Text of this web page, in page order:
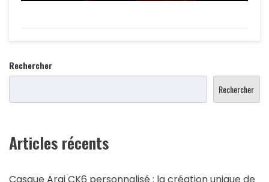
Rechercher
Rechercher
Articles récents